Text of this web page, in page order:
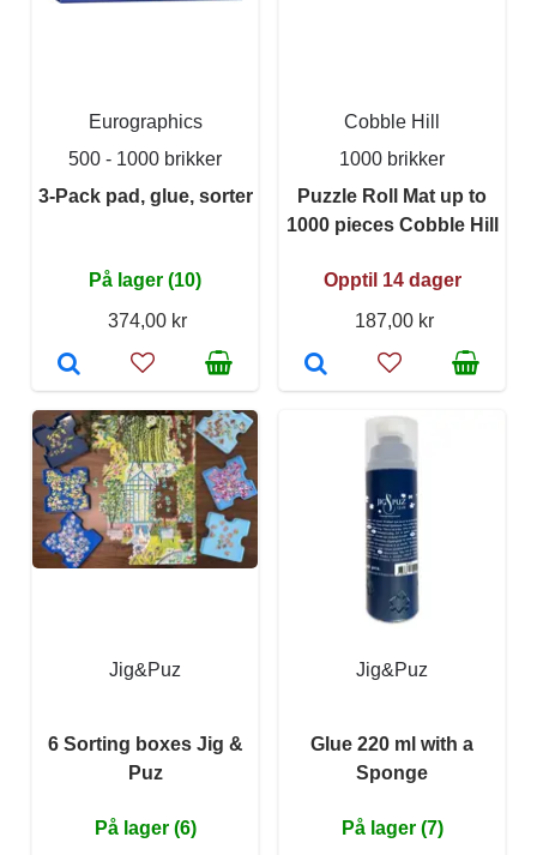
Eurographics
500 - 1000 brikker
3-Pack pad, glue, sorter
På lager (10)
374,00 kr
Cobble Hill
1000 brikker
Puzzle Roll Mat up to
1000 pieces Cobble Hill
Opptil 14 dager
187,00 kr
Jig&Puz
6 Sorting boxes Jig &
Puz
På lager (6)
Jig&Puz
Glue 220 ml with a
Sponge
På lager (7)